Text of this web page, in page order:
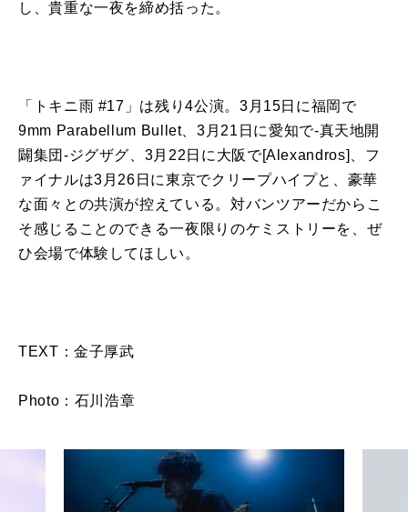
し、貴重な一夜を締め括った。
「 トキニ雨 #17 」は残り4公演。 3 月 15日に福岡で
9mm Parabellum Bullet、3 月 21 日に愛知で-真天地開
闢集団 -ジグザグ、 3月 22 日に大阪で[Alexandros]
、フ
ァイナルは3 月 26 日に東京でクリープハイプと、豪華
な面々との共演が控えている。対バンツアーだからこ
そ感じることのできる一夜限りのケミストリーを、ぜ
ひ会場で体験してほしい。
TEXT：金子厚武
Photo：石川浩章